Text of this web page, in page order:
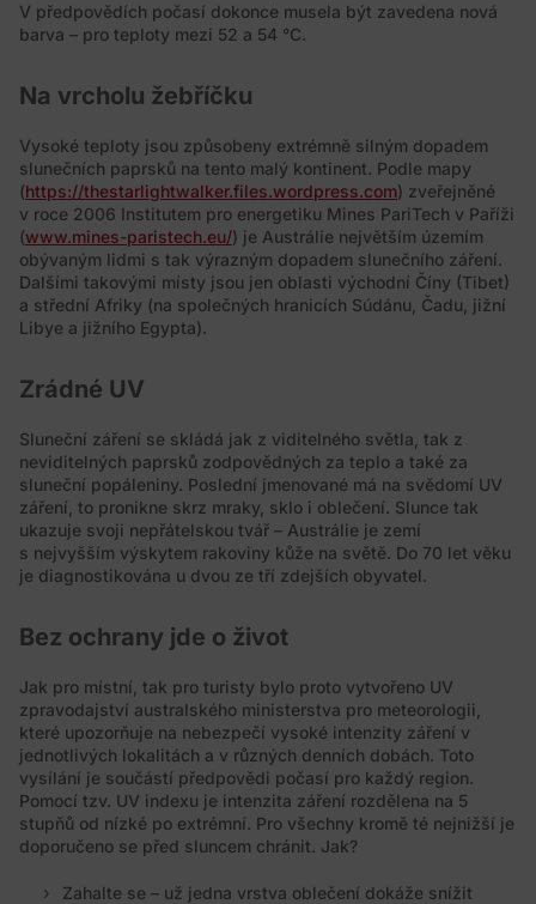
V předpovědích počasí dokonce musela být zavedena nová
barva – pro teploty mezi 52 a 54 °C.
Na vrcholu žebříčku
Vysoké teploty jsou způsobeny extrémně silným dopadem
slunečních paprsků na tento malý kontinent. Podle mapy
(https://thestarlightwalker.files.wordpress.com) zveřejněné
v roce 2006 Institutem pro energetiku Mines PariTech v Paříži
(www.mines-paristech.eu/) je Austrálie největším územím
obývaným lidmi s tak výrazným dopadem slunečního záření.
Dalšími takovými místy jsou jen oblasti východní Číny (Tibet)
a střední Afriky (na společných hranicích Súdánu, Čadu, jižní
Libye a jižního Egypta).
Zrádné UV
Sluneční záření se skládá jak z viditelného světla, tak z
neviditelných paprsků zodpovědných za teplo a také za
sluneční popáleniny. Poslední jmenované má na svědomí UV
záření, to pronikne skrz mraky, sklo i oblečení. Slunce tak
ukazuje svoji nepřátelskou tvář – Austrálie je zemí
s nejvyšším výskytem rakoviny kůže na světě. Do 70 let věku
je diagnostikována u dvou ze tří zdejších obyvatel.
Bez ochrany jde o život
Jak pro místní, tak pro turisty bylo proto vytvořeno UV
zpravodajství australského ministerstva pro meteorologii,
které upozorňuje na nebezpečí vysoké intenzity záření v
jednotlivých lokalitách a v různých denních dobách. Toto
vysílání je součástí předpovědi počasí pro každý region.
Pomocí tzv. UV indexu je intenzita záření rozdělena na 5
stupňů od nízké po extrémní. Pro všechny kromě té nejnižší je
doporučeno se před sluncem chránit. Jak?
Zahalte se – už jedna vrstva oblečení dokáže snížit